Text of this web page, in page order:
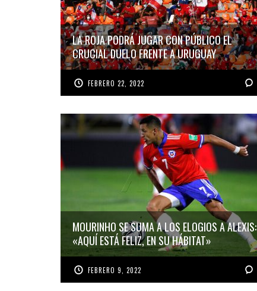
LA ROJA PODRÁ JUGAR CON PÚBLICO EL
CRUCIAL DUELO FRENTE A URUGUAY
FEBRERO 22, 2022
MOURINHO SE SUMA A LOS ELOGIOS A ALEXIS:
«AQUÍ ESTÁ FELIZ, EN SU HÁBITAT»
FEBRERO 9, 2022